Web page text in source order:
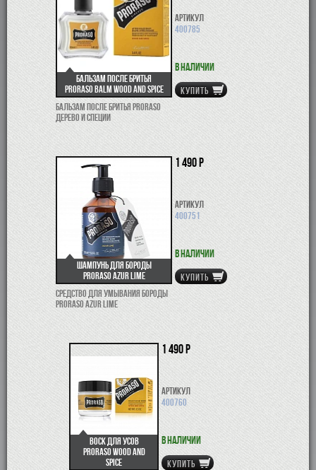
Бальзам после бритья
Proraso Balm Wood and Spice
Бальзам после бритья Proraso
Дерево и специи
Артикул
400785
В наличии
КУПИТЬ
Шампунь для бороды
Proraso Azur Lime
Средство для умывания бороды
Proraso Azur Lime
1 490 р
Артикул
400751
В наличии
КУПИТЬ
Воск для усов
Proraso Wood and
Spice
1 490 р
Артикул
400760
В наличии
КУПИТЬ